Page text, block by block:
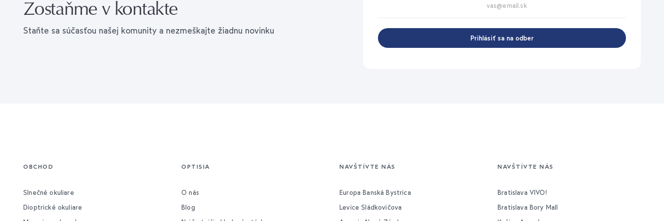
Zostaňme v kontakte
Staňte sa súčasťou našej komunity a nezmeškajte žiadnu novinku
Prihlásiť sa na odber
OBCHOD
Slnečné okuliare
Dioptrické okuliare
OPTISIA
O nás
Blog
NAVŠTÍVTE NÁS
Europa Banská Bystrica
Levice Sládkovičova
NAVŠTÍVTE NÁS
Bratislava VIVO!
Bratislava Bory Mall